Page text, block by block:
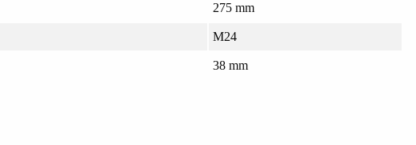
275 mm
M24
38 mm